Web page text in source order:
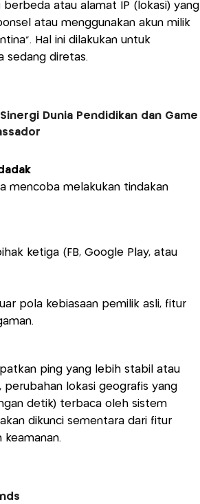
atau alamat IP (lokasi) yang
atau menggunakan akun milik
Hal ini dilakukan untuk
sedang diretas.
Dunia Pendidikan dan Game
mencoba melakukan tindakan
ketiga (FB, Google Play, atau
pola kebiasaan pemilik asli, fitur
ping yang lebih stabil atau
perubahan lokasi geografis yang
detik) terbaca oleh sistem
dikunci sementara dari fitur